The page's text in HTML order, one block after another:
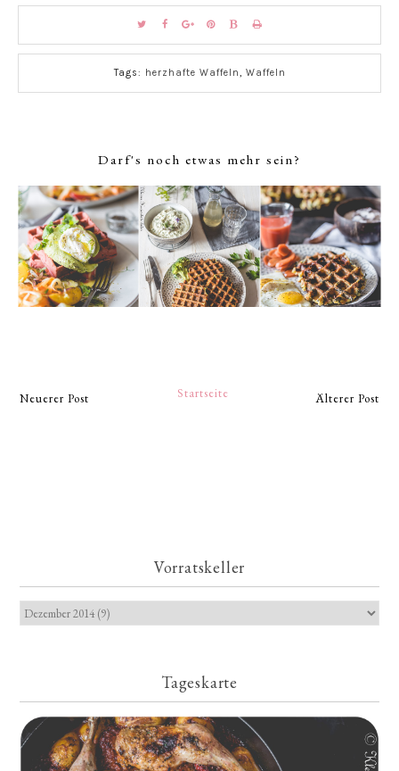
Tags: herzhafte Waffeln, Waffeln
Darf's noch etwas mehr sein?
Neuerer Post Älterer Post
Startseite
Vorratskeller
Tageskarte